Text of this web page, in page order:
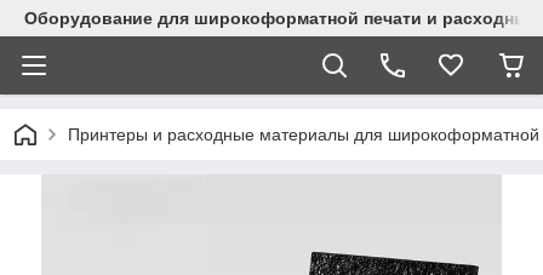
Оборудование для широкоформатной печати и
Принтеры и расходные материалы для широкоформатной